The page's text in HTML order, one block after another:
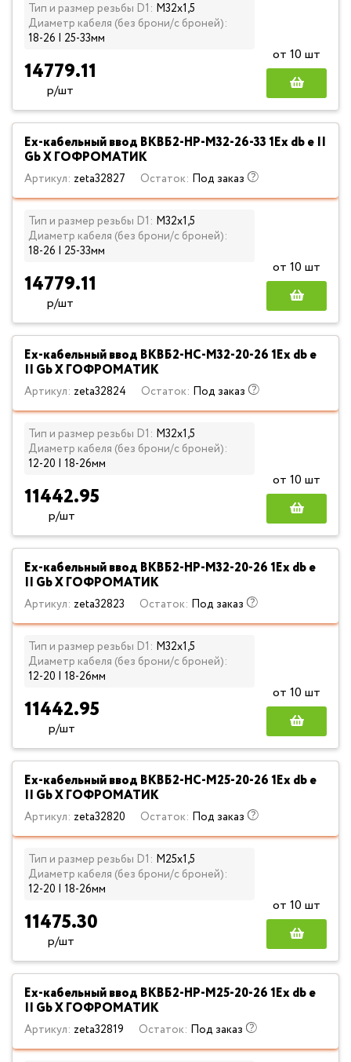
Тип и размер резьбы D1: М32х1,5
Диаметр кабеля (без брони/с броней):
18-26 | 25-33мм
14779.11
р/шт
от 10 шт
Ех-кабельный ввод ВКВБ2-НР-M32-26-33 1Ex db e II
Gb X ГОФРОМАТИК
Артикул: zeta32827 Остаток: Под заказ
Тип и размер резьбы D1: М32х1,5
Диаметр кабеля (без брони/с броней):
18-26 | 25-33мм
14779.11
р/шт
от 10 шт
Ех-кабельный ввод ВКВБ2-НС-M32-20-26 1Ex db e
II Gb X ГОФРОМАТИК
Артикул: zeta32824 Остаток: Под заказ
Тип и размер резьбы D1: М32х1,5
Диаметр кабеля (без брони/с броней):
12-20 | 18-26мм
11442.95
р/шт
от 10 шт
Ех-кабельный ввод ВКВБ2-НР-M32-20-26 1Ex db e
II Gb X ГОФРОМАТИК
Артикул: zeta32823 Остаток: Под заказ
Тип и размер резьбы D1: М32х1,5
Диаметр кабеля (без брони/с броней):
12-20 | 18-26мм
11442.95
р/шт
от 10 шт
Ех-кабельный ввод ВКВБ2-НС-M25-20-26 1Ex db e
II Gb X ГОФРОМАТИК
Артикул: zeta32820 Остаток: Под заказ
Тип и размер резьбы D1: М25х1,5
Диаметр кабеля (без брони/с броней):
12-20 | 18-26мм
11475.30
р/шт
от 10 шт
Ех-кабельный ввод ВКВБ2-НР-M25-20-26 1Ex db e
II Gb X ГОФРОМАТИК
Артикул: zeta32819 Остаток: Под заказ